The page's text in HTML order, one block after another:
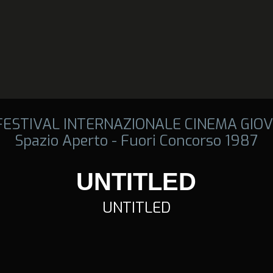
INTERNAZIONALE CINEMA
Spazio Aperto - Fuori Concorso 1987
UNTITLED
UNTITLED